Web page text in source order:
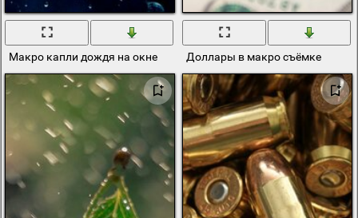
Макро капли дождя на окне Доллары в макро съёмке